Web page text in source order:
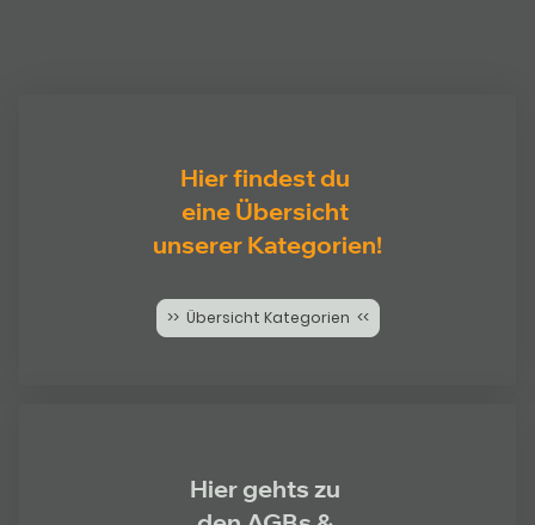
Hier findest du
eine Übersicht
unserer Kategorien!
>> Übersicht Kategorien <<
Hier gehts zu